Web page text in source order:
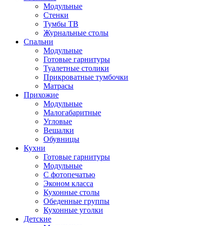
Модульные
Стенки
Тумбы ТВ
Журнальные столы
Спальни
Модульные
Готовые гарнитуры
Туалетные столики
Прикроватные тумбочки
Матрасы
Прихожие
Модульные
Малогабаритные
Угловые
Вешалки
Обувницы
Кухни
Готовые гарнитуры
Модульные
С фотопечатью
Эконом класса
Кухонные столы
Обеденные группы
Кухонные уголки
Детские